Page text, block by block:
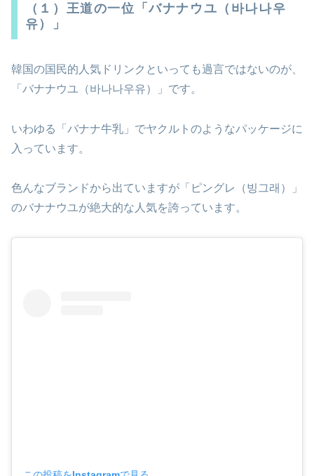
（１）王道の一位「バナナウユ（바나나우
유）」
韓国の国民的人気ドリンクといっても過言ではないのが、
「バナナウユ（바나나우유）」です。
いわゆる「バナナ牛乳」でヤクルトのようなパッケージに
入っています。
色んなブランドから出ていますが「ピングレ（빙그래）」
のバナナウユが絶大的な人気を誇っています。